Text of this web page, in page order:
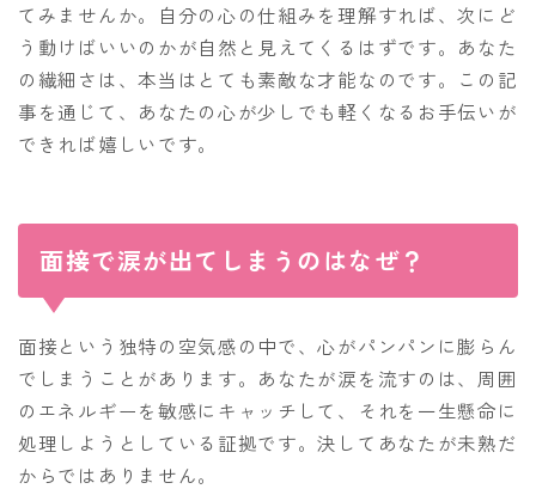
てみませんか。自分の心の仕組みを理解すれば、次にど
う動けばいいのかが自然と見えてくるはずです。あなた
の繊細さは、本当はとても素敵な才能なのです。この記
事を通じて、あなたの心が少しでも軽くなるお手伝いが
できれば嬉しいです。
面接で涙が出てしまうのはなぜ？
面接という独特の空気感の中で、心がパンパンに膨らん
でしまうことがあります。あなたが涙を流すのは、周囲
のエネルギーを敏感にキャッチして、それを一生懸命に
処理しようとしている証拠です。決してあなたが未熟だ
からではありません。